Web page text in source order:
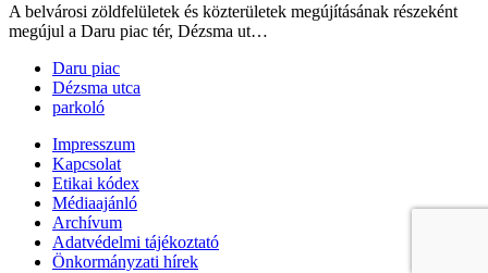
A belvárosi zöldfelületek és közterületek megújításának részeként
megújul a Daru piac tér, Dézsma ut…
Daru piac
Dézsma utca
parkoló
Impresszum
Kapcsolat
Etikai kódex
Médiaajánló
Archívum
Adatvédelmi tájékoztató
Önkormányzati hírek